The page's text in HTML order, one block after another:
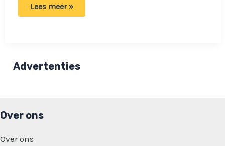
Steeds
ongelijke
Lees meer »
Advertenties
Over ons
Over ons